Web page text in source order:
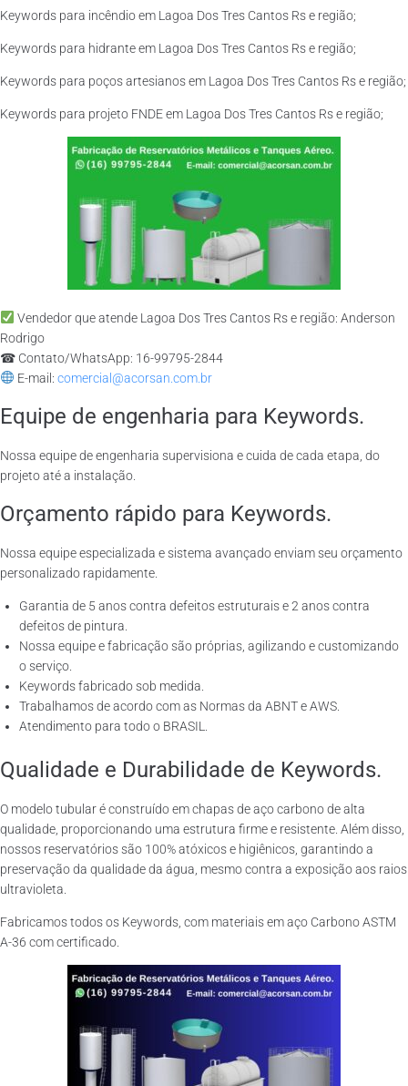
Keywords para incêndio em Lagoa Dos Tres Cantos Rs e região;
Keywords para hidrante em Lagoa Dos Tres Cantos Rs e região;
Keywords para poços artesianos em Lagoa Dos Tres Cantos Rs e região;
Keywords para projeto FNDE em Lagoa Dos Tres Cantos Rs e região;
Vendedor que atende Lagoa Dos Tres Cantos Rs e região: Anderson
Rodrigo
☎ Contato/WhatsApp: 16-99795-2844
E-mail: comercial@acorsan.com.br
Equipe de engenharia para Keywords.
Nossa equipe de engenharia supervisiona e cuida de cada etapa, do
projeto até a instalação.
Orçamento rápido para Keywords.
Nossa equipe especializada e sistema avançado enviam seu orçamento
personalizado rapidamente.
Garantia de 5 anos contra defeitos estruturais e 2 anos contra
defeitos de pintura.
Nossa equipe e fabricação são próprias, agilizando e customizando
o serviço.
Keywords fabricado sob medida.
Trabalhamos de acordo com as Normas da ABNT e AWS.
Atendimento para todo o BRASIL.
Qualidade e Durabilidade de Keywords.
O modelo tubular é construído em chapas de aço carbono de alta
qualidade, proporcionando uma estrutura firme e resistente. Além disso,
nossos reservatórios são 100% atóxicos e higiênicos, garantindo a
preservação da qualidade da água, mesmo contra a exposição aos raios
ultravioleta.
Fabricamos todos os Keywords, com materiais em aço Carbono ASTM
A-36 com certificado.